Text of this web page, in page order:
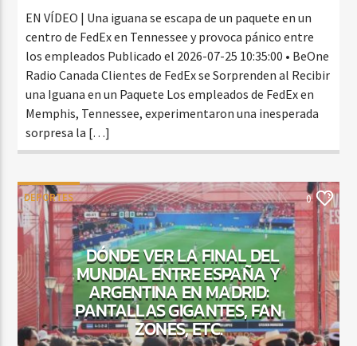
EN VÍDEO | Una iguana se escapa de un paquete en un
centro de FedEx en Tennessee y provoca pánico entre
los empleados Publicado el 2026-07-25 10:35:00 • BeOne
Radio Canada Clientes de FedEx se Sorprenden al Recibir
una Iguana en un Paquete Los empleados de FedEx en
Memphis, Tennessee, experimentaron una inesperada
sorpresa la […]
DEPORTES 0
DÓNDE VER LA FINAL DEL
MUNDIAL ENTRE ESPAÑA Y
ARGENTINA EN MADRID:
PANTALLAS GIGANTES, FAN
ZONES, ETC.